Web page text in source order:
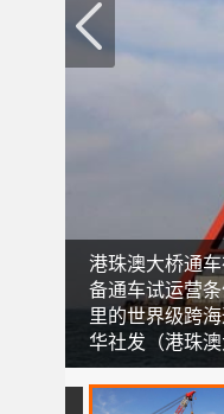
港珠澳大桥通
备通车试运营
里的世界级跨
华社发（港珠澳